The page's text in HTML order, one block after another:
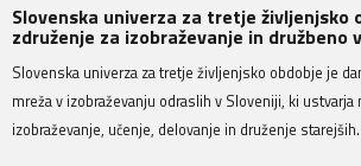
Slovenska univerza za tretje življenjsko
združenje za izobraževanje in družbeno
Slovenska univerza za tretje življenjsko obdobje je
mreža v izobraževanju odraslih v Sloveniji, ki ustvarja
izobraževanje, učenje, delovanje in druženje starejših.